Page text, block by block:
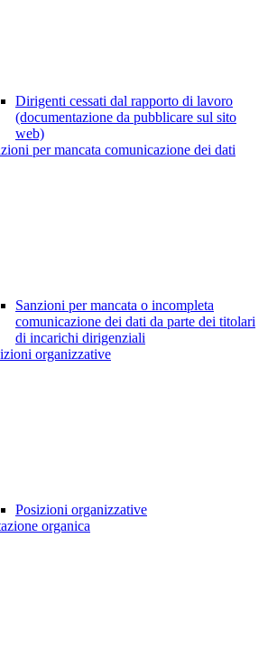
Dirigenti cessati dal rapporto di lavoro
(documentazione da pubblicare sul sito
web)
per mancata comunicazione dei dati
Sanzioni per mancata o incompleta
comunicazione dei dati da parte dei titolari
di incarichi dirigenziali
organizzative
Posizioni organizzative
organica